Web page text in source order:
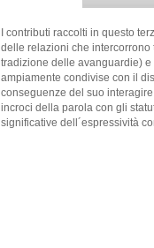
I contributi raccolti in questo
delle relazioni che intercorrono
tradizione delle avanguardie)
ampiamente condivise con il
conseguenze del suo
incroci della parola con gli
significative dell´espressività